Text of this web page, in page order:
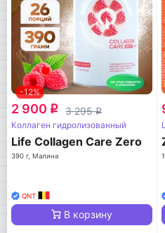
-12%
2 900 q 3 295q
Коллаген гидролизованный
Life Collagen Care Zero
390 г, Малина
QNT
В корзину